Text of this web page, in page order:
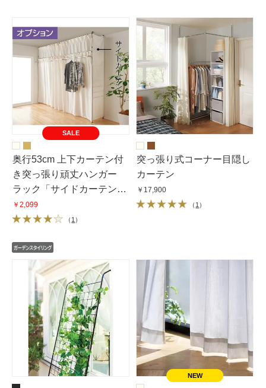
SALE
奥行53cm 上下カーテン付
き突っ張り頑丈ハンガー
ラック「サイドカーテン」
ロータイプ用
￥2,099
（1）
突っ張り式コーナー目隠し
カーテン
￥17,900
（1）